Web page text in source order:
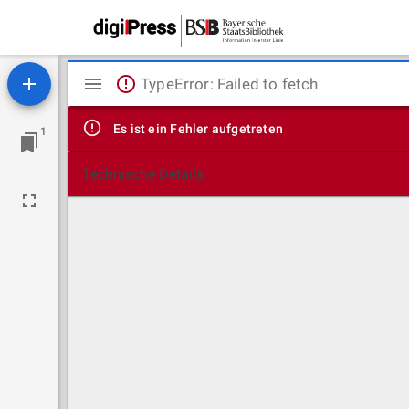
1
Mirador
Viewer
TypeError: Failed to fetch
Es ist ein Fehler aufgetreten
Technische Details